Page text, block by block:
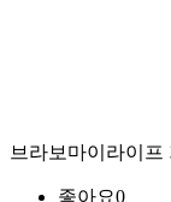
브라보마이라이프
좋아요0